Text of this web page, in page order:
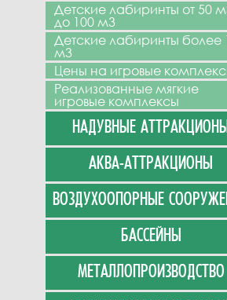
Детские лабиринты от 50
до 100 м3
Детские лабиринты более
м3
Цены на игровые
Реализованные мягкие
игровые комплексы
НАДУВНЫЕ АТТРАКЦИОНЫ
АКВА-АТТРАКЦИОНЫ
ВОЗДУХООПОРНЫЕ
БАССЕЙНЫ
МЕТАЛЛОПРОИЗВОДСТВО